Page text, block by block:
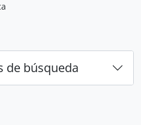
de búsqueda